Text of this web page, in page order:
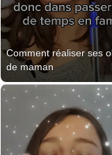
Comment réaliser ses
de maman